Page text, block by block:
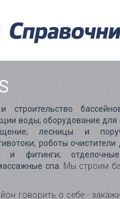
и строительство
воды; оборудование для
лесницы и
роботы очистители
и фитинги;
спа.
Мы строим
говорить о себе -